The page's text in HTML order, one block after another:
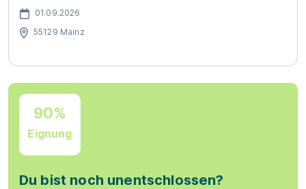
01.09.2026
55129 Mainz
90%
Eignung
Du bist noch unentschlossen?